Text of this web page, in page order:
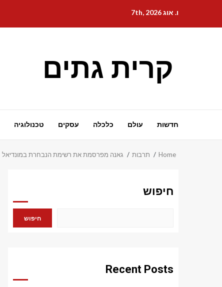
content
ו. אוג 7th, 2026
קרית גתים
חדשות עולם כלכלה עסקים טכנולוגיה
Home תרבות גאנה מפרסמת את רשימת הנבחרת במונדיאל
חיפוש
חיפוש
Recent Posts